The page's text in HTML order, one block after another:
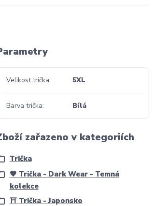
Velikost trička 5XL
Barva trička Bílá
zařazeno v kategoriích
Trička
🖤 Trička - Dark Wear - Temná
kolekce
⛩️ Trička - Japonsko